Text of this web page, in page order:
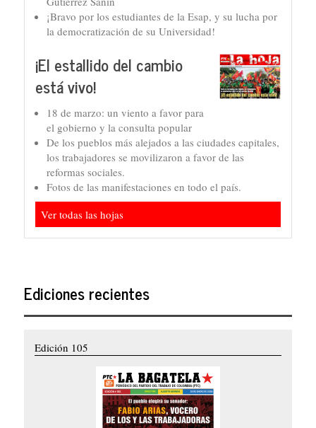
¡Bravo por los estudiantes de la Esap, y su lucha por
la democratización de su Universidad!
¡El estallido del cambio
está vivo!
18 de marzo: un viento a favor para
el gobierno y la consulta popular
De los pueblos más alejados a las ciudades capitales,
los trabajadores se movilizaron a favor de las
reformas sociales.
Fotos de las manifestaciones en todo el país.
Ver todas las hojas
Ediciones recientes
Edición 105